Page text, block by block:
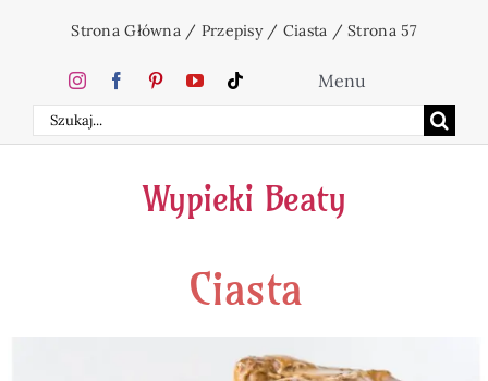
zawartości
Strona Główna/ Przepisy/ Ciasta /Strona 57
Szukaj
Menu
Home
Ciasta
Wypieki Beaty
Ciasta